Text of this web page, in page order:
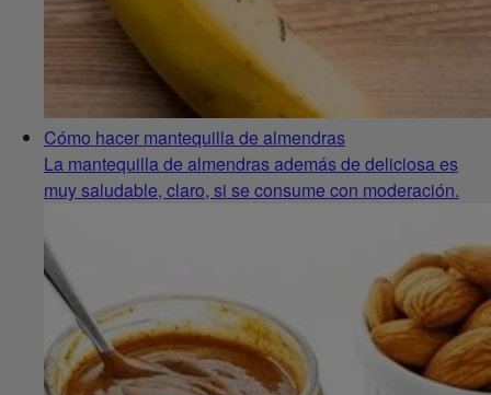
Cómo hacer mantequilla de almendras
La mantequilla de almendras además de deliciosa es
muy saludable, claro, si se consume con moderación.